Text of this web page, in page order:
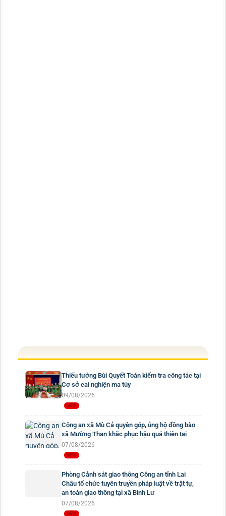
Thiếu tướng Bùi Quyết Toán kiểm tra công tác tại
Cơ sở cai nghiện ma túy
09/08/2026
Công an xã Mù Cả quyên góp, ủng hộ đồng bào
xã Mường Than khắc phục hậu quả thiên tai
07/08/2026
Phòng Cảnh sát giao thông Công an tỉnh Lai
Châu tổ chức tuyên truyền pháp luật về trật tự,
an toàn giao thông tại xã Bình Lư
07/08/2026